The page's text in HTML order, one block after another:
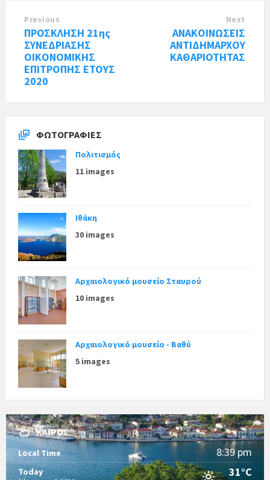
Previous
ΠΡΟΣΚΛΗΣΗ 21ης
ΣΥΝΕΔΡΙΑΣΗΣ
ΟΙΚΟΝΟΜΙΚΗΣ
ΕΠΙΤΡΟΠΗΣ ΕΤΟΥΣ
2020
Next
ΑΝΑΚΟΙΝΩΣΕΙΣ
ΑΝΤΙΔΗΜΑΡΧΟΥ
ΚΑΘΑΡΙΟΤΗΤΑΣ
ΦΩΤΟΓΡΑΦΊΕΣ
Πολιτισμός
11 images
Ιθάκη
30 images
Αρχαιολογικό μουσείο Σταυρού
10 images
Αρχαιολογικό μουσείο - Βαθύ
5 images
ΚΑΙΡΌΣ
Local Time 8:39 pm
Today 31°C